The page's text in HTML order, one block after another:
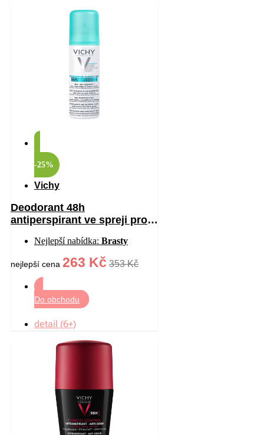
-25%
Vichy
Deodorant 48h
antiperspirant ve spreji proti
Nejlepší nabídka: Brasty
nejlepší cena 263 Kč 353 Kč
Do obchodu
detail (6+)